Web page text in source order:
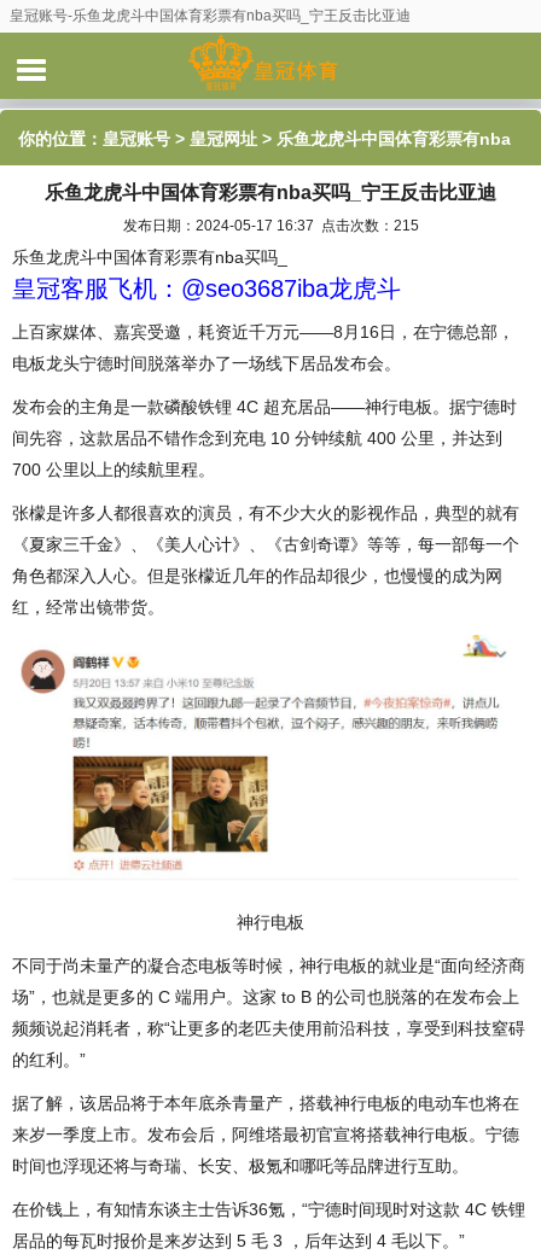
皇冠账号-乐鱼龙虎斗中国体育彩票有nba买吗_宁王反击比亚迪
你的位置： 皇冠账号 > 皇冠网址 > 乐鱼龙虎斗中国体育彩票有nba
买吗_宁王反击比亚迪
乐鱼龙虎斗中国体育彩票有nba买吗_宁王反击比亚迪
发布日期：2024-05-17 16:37 点击次数：215
乐鱼龙虎斗中国体育彩票有nba买吗_
皇冠客服飞机：@seo3687iba龙虎斗
上百家媒体、嘉宾受邀，耗资近千万元——8月16日，在宁德总部，
电板龙头宁德时间脱落举办了一场线下居品发布会。
发布会的主角是一款磷酸铁锂 4C 超充居品——神行电板。据宁德时
间先容，这款居品不错作念到充电 10 分钟续航 400 公里，并达到
700 公里以上的续航里程。
张檬是许多人都很喜欢的演员，有不少大火的影视作品，典型的就有
《夏家三千金》、《美人心计》、《古剑奇谭》等等，每一部每一个
角色都深入人心。但是张檬近几年的作品却很少，也慢慢的成为网
红，经常出镜带货。
神行电板
不同于尚未量产的凝合态电板等时候，神行电板的就业是“面向经济商
场”，也就是更多的 C 端用户。这家 to B 的公司也脱落的在发布会上
频频说起消耗者，称“让更多的老匹夫使用前沿科技，享受到科技窒碍
的红利。”
据了解，该居品将于本年底杀青量产，搭载神行电板的电动车也将在
来岁一季度上市。发布会后，阿维塔最初官宣将搭载神行电板。宁德
时间也浮现还将与奇瑞、长安、极氪和哪吒等品牌进行互助。
在价钱上，有知情东谈主士告诉36氪，“宁德时间现时对这款 4C 铁锂
居品的每瓦时报价是来岁达到 5 毛 3 ，后年达到 4 毛以下。”